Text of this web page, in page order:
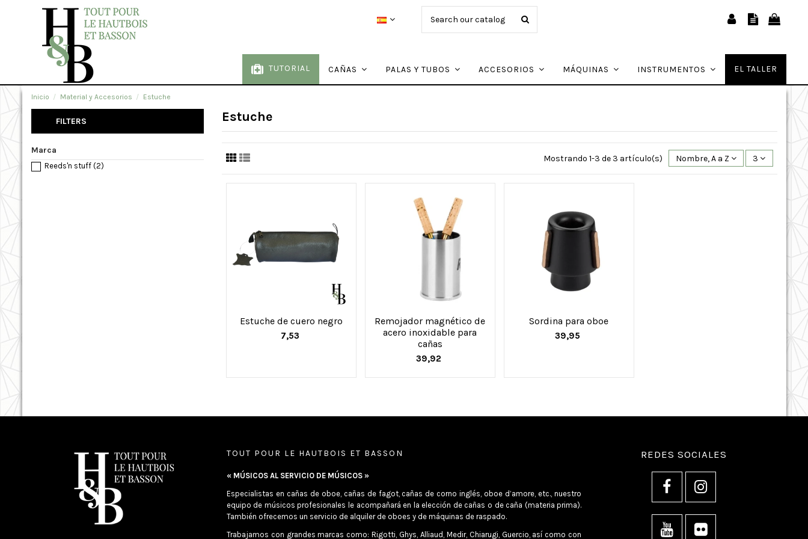
TUTORIAL CAÑAS PALAS Y TUBOS ACCESORIOS MÁQUINAS INSTRUMENTOS EL TALLER
Inicio Material y Accesorios Estuche
Estuche
Mostrando 1-3 de 3 artículo(s) Nombre, A a Z 3
Estuche de cuero negro
7,53
Remojador magnético de
acero inoxidable para
cañas
39,92
Sordina para oboe
39,95
FILTERS
Marca
Reeds'n stuff (2)
TOUT POUR LE HAUTBOIS ET BASSON
« MÚSICOS AL SERVICIO DE MÚSICOS »
Especialistas en cañas de oboe, cañas de fagot, cañas de corno inglés, oboe d’amore, etc., nuestro
equipo de músicos profesionales le acompañará en la elección de cañas o de caña (materia prima).
También ofrecemos un servicio de alquiler de oboes y de máquinas de raspado.
Trabajamos con grandes marcas como: Rigotti, Ghys, Alliaud, Medir, Chiarugi, Guercio, así como con
REDES SOCIALES